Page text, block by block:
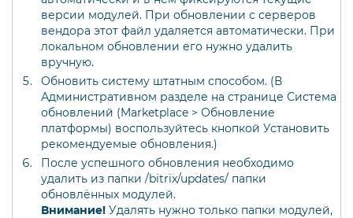
версии модулей. При обновлении с серверов
вендора этот файл удаляется автоматически. При
локальном обновлении его нужно удалить
вручную.
Обновить систему штатным способом. (В
Административном разделе на странице Система
обновлений (Marketplace > Обновление
платформы) воспользуйтесь кнопкой Установить
рекомендуемые обновления.)
После успешного обновления необходимо
удалить из папки /bitrix/updates/ папки
обновлённых модулей.
Внимание! Удалять нужно только папки модулей,